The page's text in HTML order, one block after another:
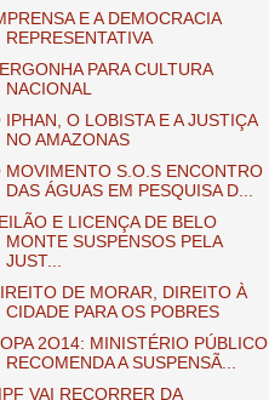
E A DEMOCRACIA
REPRESENTATIVA
PARA CULTURA
NACIONAL
IPHAN, O LOBISTA E A JUSTIÇA
NO AMAZONAS
MOVIMENTO S.O.S ENCONTRO
DAS ÁGUAS EM PESQUISA D...
E LICENÇA DE BELO
MONTE SUSPENSOS PELA
JUST...
DE MORAR, DIREITO À
CIDADE PARA OS POBRES
2O14: MINISTÉRIO PÚBLICO
RECOMENDA A SUSPENSÃ...
VAI RECORRER DA